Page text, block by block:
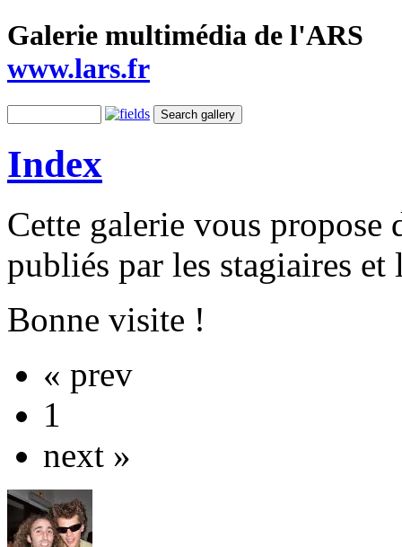
Galerie multimédia de l'ARS
www.lars.fr
Index
Cette galerie vous propose
publiés par les stagiaires et
Bonne visite !
« prev
1
next »